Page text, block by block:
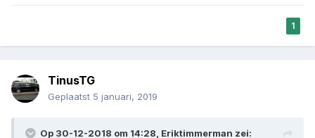
1
TinusTG
Geplaatst 5 januari, 2019
Op 30-12-2018 om 14:28, Eriktimmerman zei: